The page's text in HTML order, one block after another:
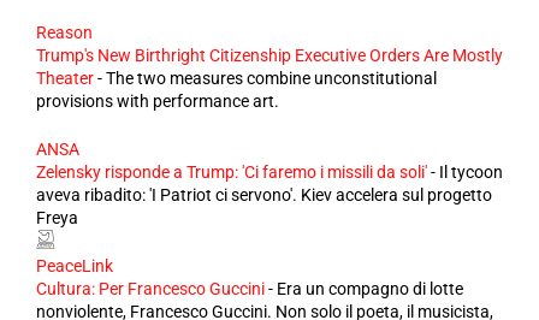
Reason
Trump's New Birthright Citizenship Executive Orders Are Mostly
Theater-The two measures combine unconstitutional
provisions with performance art.
ANSA
Zelensky risponde a Trump: 'Ci faremo i missili da soli'- Il tycoon
aveva ribadito: 'I Patriot ci servono'. Kiev accelera sul progetto
Freya
PeaceLink
Cultura: Per Francesco Guccini- Era un compagno di lotte
nonviolente, Francesco Guccini. Non solo il poeta, il musicista,